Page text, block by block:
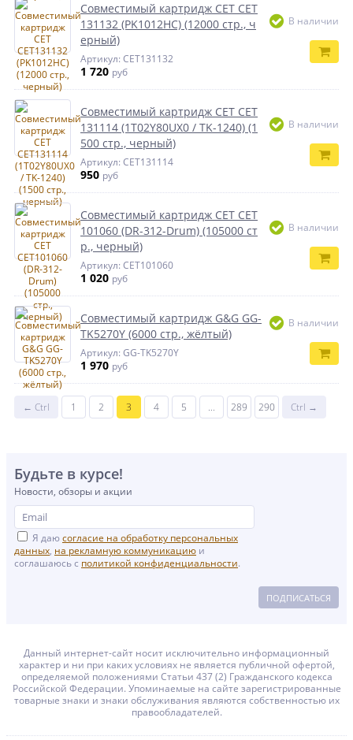
Совместимый картридж CET CET
131132 (PK1012HC) (12000 стр., ч
ерный)
Артикул: CET131132
1 720 руб
В наличии
Совместимый картридж CET CET
131114 (1T02Y80UX0 / TK-1240) (1
500 стр., черный)
Артикул: CET131114
950 руб
В наличии
Совместимый картридж CET CET
101060 (DR-312-Drum) (105000 ст
р., черный)
Артикул: CET101060
1 020 руб
В наличии
Совместимый картридж G&G GG-
TK5270Y (6000 стр., жёлтый)
Артикул: GG-TK5270Y
1 970 руб
В наличии
← Ctrl 1 2 3 4 5 ... 289 290 Ctrl →
Будьте в курсе!
Новости, обзоры и акции
Я даюсогласие на обработку персональных
данных, на рекламную коммуникацию и
соглашаюсь с политикой конфиденциальности.
ПОДПИСАТЬСЯ
Данный интернет-сайт носит исключительно информационный
характер и ни при каких условиях не является публичной офертой,
определяемой положениями Статьи 437 (2) Гражданского кодекса
Российской Федерации. Упоминаемые на сайте зарегистрированные
товарные знаки и знаки обслуживания являются собственностью их
правообладателей.